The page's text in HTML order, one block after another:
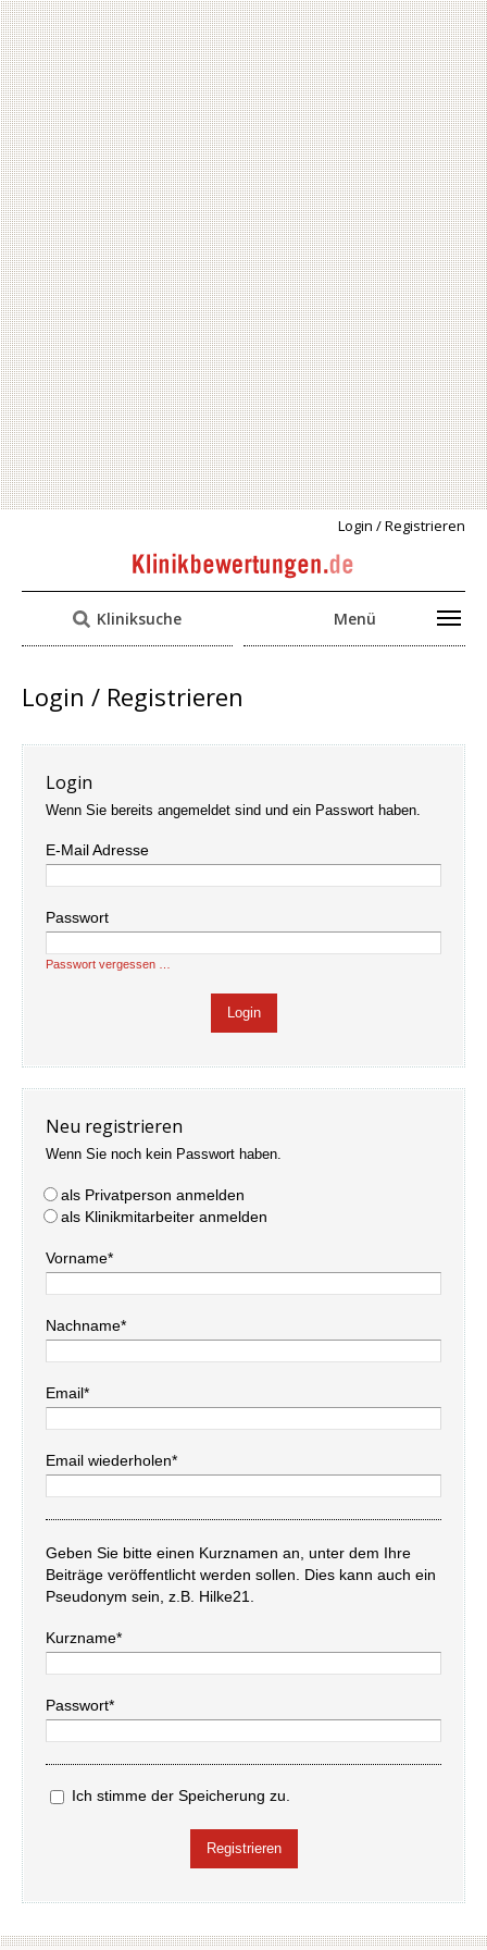
Login / Registrieren
Kliniksuche Menü
Login / Registrieren
Login
Wenn Sie bereits angemeldet sind und ein Passwort haben.
E-Mail Adresse
Passwort
Passwort vergessen …
Neu registrieren
Wenn Sie noch kein Passwort haben.
als Privatperson anmelden
als Klinikmitarbeiter anmelden
Vorname*
Nachname*
Email*
Email wiederholen*
Geben Sie bitte einen Kurznamen an, unter dem Ihre
Beiträge veröffentlicht werden sollen. Dies kann auch ein
Pseudonym sein, z.B. Hilke21.
Kurzname*
Passwort*
Ich stimme der Speicherung zu.